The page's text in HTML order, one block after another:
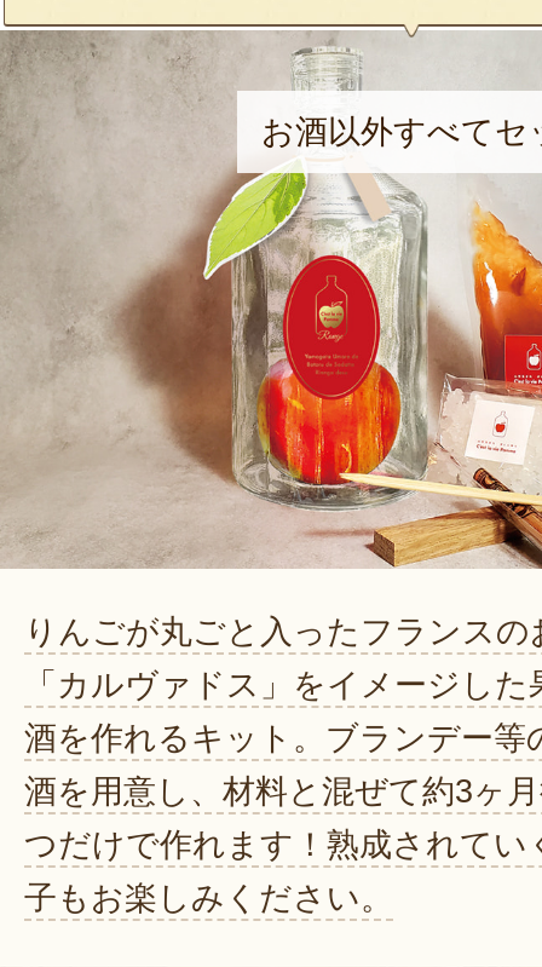
お酒以外すべて
りんごが丸ごと入ったフランスの
「カルヴァドス」をイメージした
酒を作れるキット。ブランデー等
酒を用意し、材料と混ぜて約3ヶ
つだけで作れます！熟成されてい
子もお楽しみください。